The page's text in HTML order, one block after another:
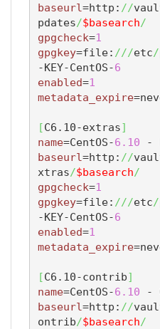
baseurl=http: //
pdates/$basearch/
gpgcheck=1
gpgkey=file: ///etc/
-KEY-CentOS-6
enabled=1
metadata_expire
[C6.10-extras]
name=CentOS-6.10
baseurl=http: //
xtras/$basearch/
gpgcheck=1
gpgkey=file: ///etc/
-KEY-CentOS-6
enabled=1
metadata_expire
[C6.10-contrib]
name=CentOS-6.10
baseurl=http: //
ontrib/$basearch/